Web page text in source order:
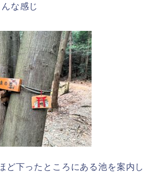
な感じ
ど下ったところにある池を案内し